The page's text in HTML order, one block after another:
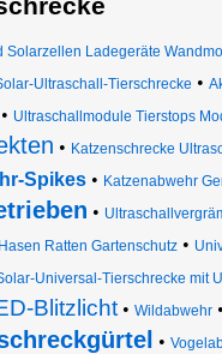
Ladegeräte
Ultraschall-Tierschrecke •
Ultraschallmodule Tierstops
• Katzenschrecke
Spikes• Katzenabwehr
•
Ratten Gartenschutz•
Universal-Tierschrecke mit
Blitzlicht • Wildabwehr •
•